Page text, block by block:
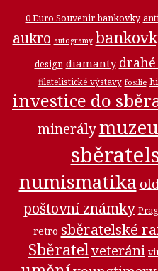
0 Euro Souvenir bankovky
aukro autogramy
design diamanty
filatelistické výstavy fosilie
investice do
minerály
numismatika
poštovní známky
retro sběratelské
Sběratelveteráni